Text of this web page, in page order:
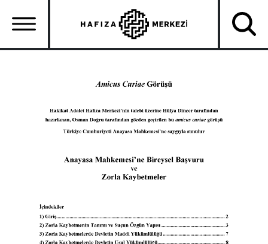
atla